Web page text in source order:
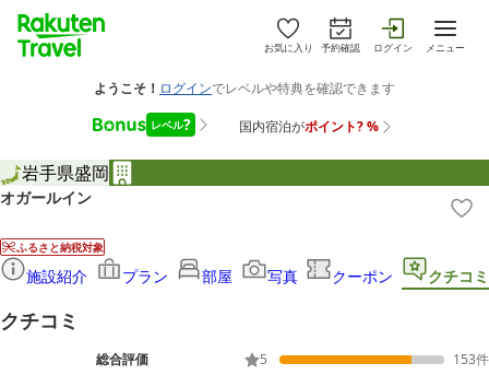
お気に入り 予約確認 ログイン メニュー
岩手県盛岡
オガールイン
ふるさと納税対象
施設紹介 プラン 部屋 写真 クーポン クチコミ
クチコミ
総合評価 5 153件